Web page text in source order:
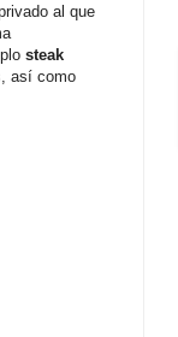
al que
steak
así como